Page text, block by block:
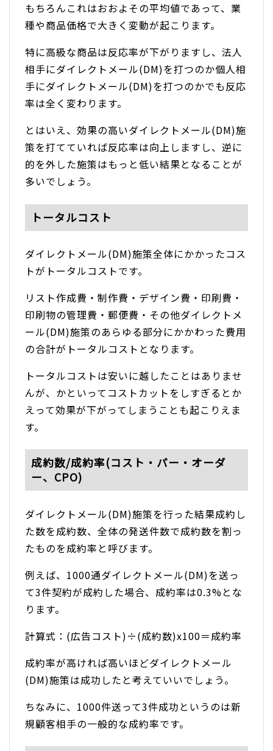
もちろんこれはおおよその平均値であって、業
種や商品価格で大きく変動が起こります。
特に高級な商品は反応率が下がりますし、法人
相手にダイレクトメール(DM)を打つのか個人相
手にダイレクトメール(DM)を打つのかでも反応
率は全く変わります。
とはいえ、効果の高いダイレクトメール(DM)施
策を打てていれば反応率は向上しますし、逆に
的を外した施策はもっと低い結果となることが
多いでしょう。
トータルコスト
ダイレクトメール(DM)施策全体にかかったコス
トがトータルコストです。
リスト作成費・制作費・デザイン費・印刷費・
印刷物の管理費・郵便費・その他ダイレクトメ
ール(DM)施策のあらゆる部分にかかわった費用
の合計がトータルコストとなります。
トータルコストは安いに越したことはありませ
んが、かといってコストカットをしすぎるとか
えって効果が下がってしまうことも起こりえま
す。
成約数/成約率(コスト・パー・オーダ
ー、CPO)
ダイレクトメール(DM)施策を行った結果成約し
た数を成約数、全体の発送件数で成約数を割っ
たものを成約率と呼びます。
例えば、1000通ダイレクトメール(DM)を送っ
て3件契約が成約した場合、成約率は0.3%とな
ります。
計算式：(広告コスト)÷(成約数)x100＝成約率
成約率が高ければ高いほどダイレクトメール
(DM)施策は成功したと考えていいでしょう。
ちなみに、1000件送って3件成功というのは新
規顧客相手の一般的な成約率です。